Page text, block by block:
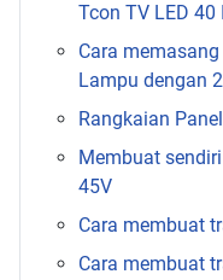
Tcon TV LED 40
Cara
Lampu dengan
Rangkaian
Membuat
45V
Cara membuat
Cara membuat